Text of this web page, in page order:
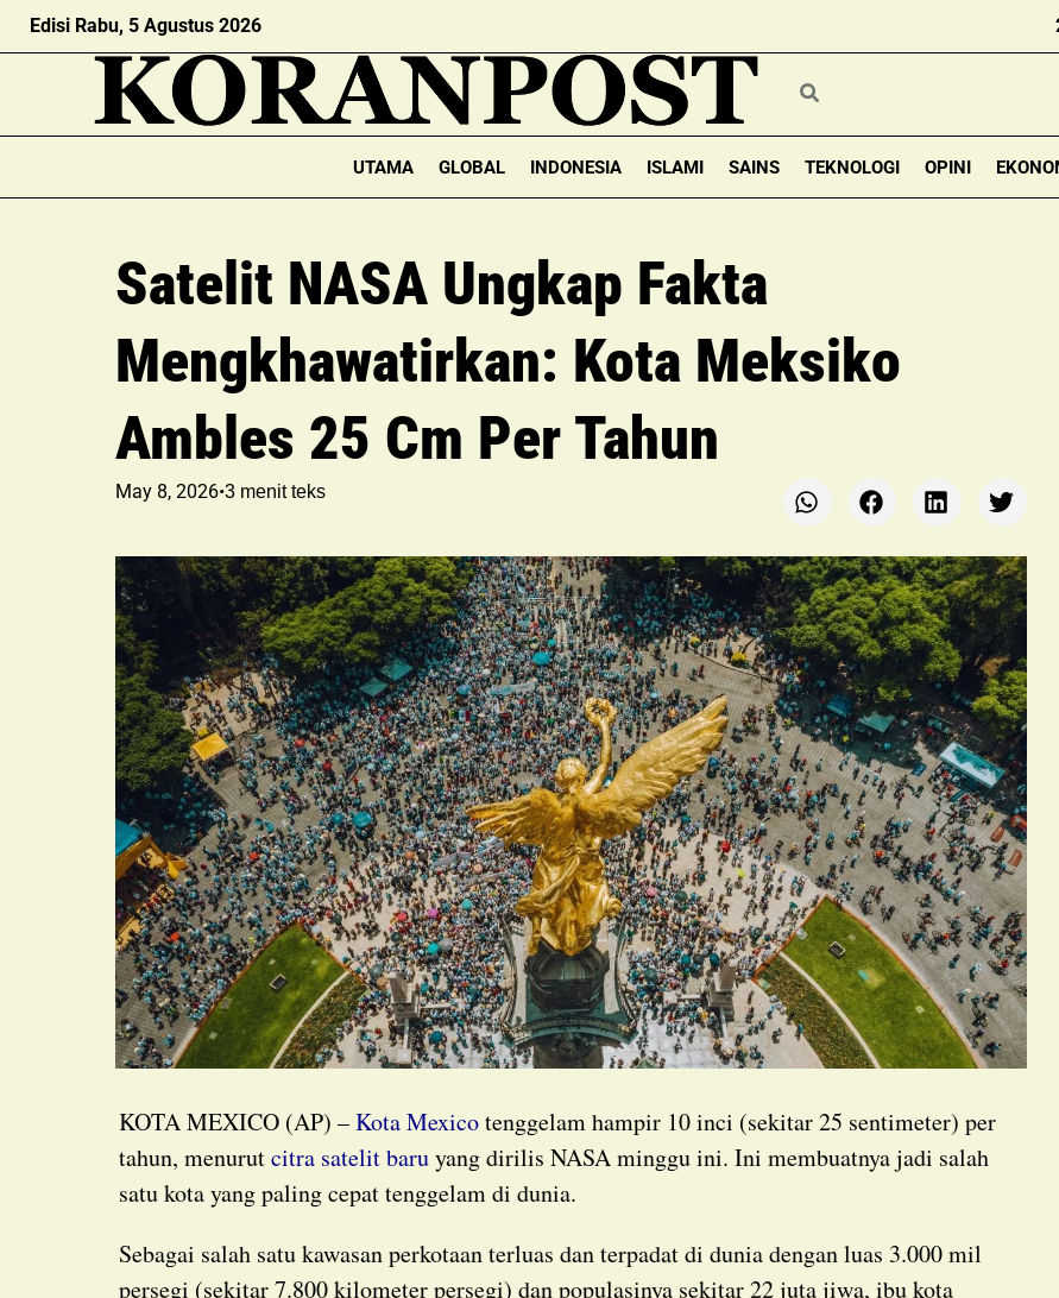
Edisi Rabu, 5 Agustus 2026
UTAMA GLOBAL INDONESIA ISLAMI SAINS TEKNOLOGI OPINI
Satelit NASA Ungkap Fakta
Mengkhawatirkan: Kota Meksiko
Ambles 25 Cm Per Tahun
May 8, 2026•3 menit teks
KOTA MEXICO (AP) –Kota Mexicotenggelam hampir 10 inci (sekitar 25 sentimeter) per
tahun, menurutcitra satelit baruyang dirilis NASA minggu ini. Ini membuatnya jadi salah
satu kota yang paling cepat tenggelam di dunia.
Sebagai salah satu kawasan perkotaan terluas dan terpadat di dunia dengan luas 3.000 mil
persegi (sekitar 7.800 kilometer persegi) dan populasinya sekitar 22 juta jiwa, ibu kota